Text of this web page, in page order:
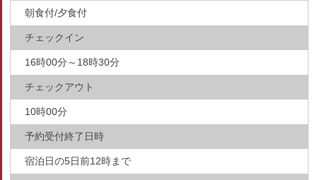
朝食付/夕食付
チェックイン
16時00分～18時30分
チェックアウト
10時00分
予約受付終了日時
宿泊日の5日前12時まで